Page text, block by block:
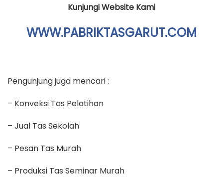
Kunjungi Website Kami
WWW.PABRIKTASGARUT.COM
Pengunjung juga mencari :
– Konveksi Tas Pelatihan
– Jual Tas Sekolah
– Pesan Tas Murah
– Produksi Tas Seminar Murah